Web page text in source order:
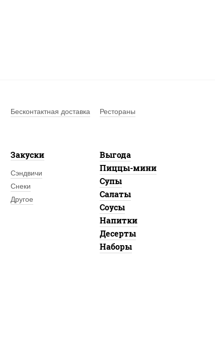
Бесконтактная доставка
Рестораны
Закуски
Сэндвичи
Снеки
Другое
Выгода
Пиццы-мини
Супы
Салаты
Соусы
Напитки
Десерты
Наборы